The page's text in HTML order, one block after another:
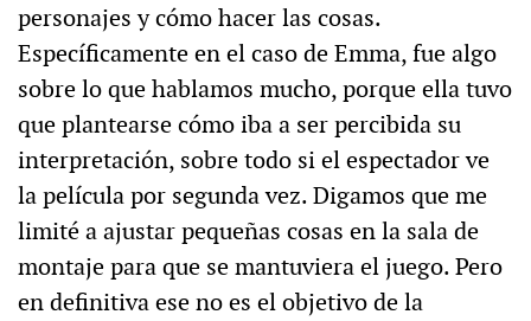
personajes y cómo hacer las cosas.
Específicamente en el caso de Emma, fue algo
sobre lo que hablamos mucho, porque ella tuvo
que plantearse cómo iba a ser percibida su
interpretación, sobre todo si el espectador ve
la película por segunda vez. Digamos que me
limité a ajustar pequeñas cosas en la sala de
montaje para que se mantuviera el juego. Pero
en definitiva ese no es el objetivo de la